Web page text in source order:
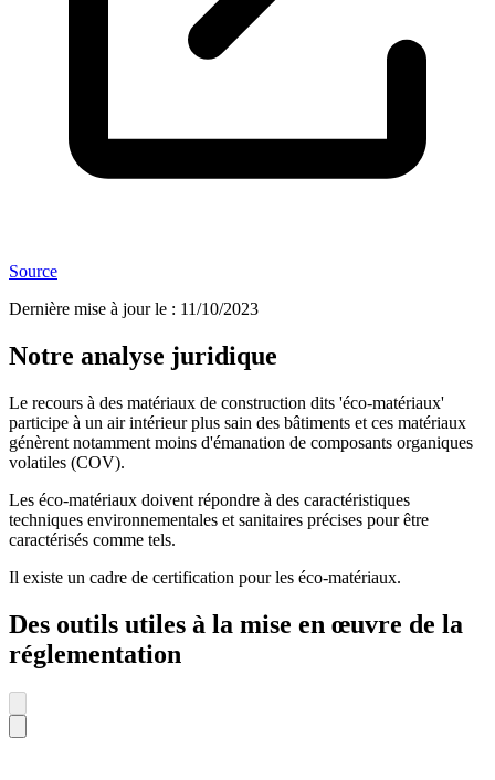
Source
Dernière mise à jour le : 11/10/2023
Notre analyse juridique
Le recours à des matériaux de construction dits 'éco-matériaux'
participe à un air intérieur plus sain des bâtiments et ces matériaux
génèrent notamment moins d'émanation de composants organiques
volatiles (COV).
Les éco-matériaux doivent répondre à des caractéristiques
techniques environnementales et sanitaires précises pour être
caractérisés comme tels.
Il existe un cadre de certification pour les éco-matériaux.
Des outils utiles à la mise en œuvre de la
réglementation